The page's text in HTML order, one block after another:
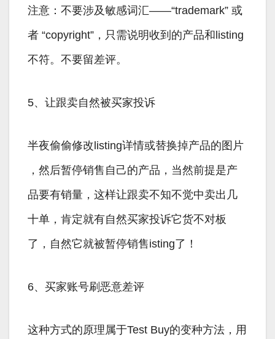
注意：不要涉及敏感词汇——“trademark” 或
者 “copyright”，只需说明收到的产品和listing
不符。不要留差评。
5、让跟卖自然被买家投诉
半夜偷偷修改listing详情或替换掉产品的图片
，然后暂停销售自己的产品，当然前提是产
品要有销量，这样让跟卖不知不觉中卖出几
十单，肯定就有自然买家投诉它货不对板
了，自然它就被暂停销售isting了！
6、买家账号刷恶意差评
这种方式的原理属于Test Buy的变种方法，用